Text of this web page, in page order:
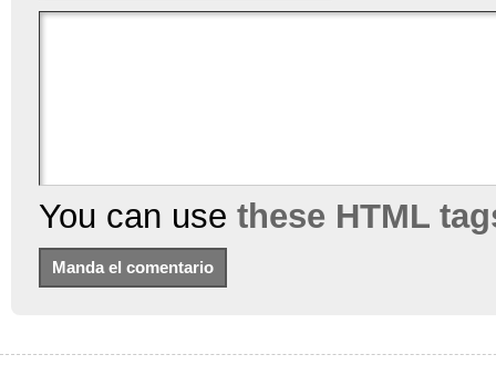
You can use these HTML